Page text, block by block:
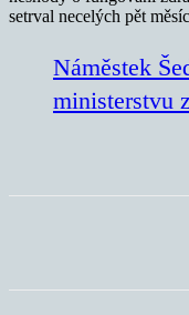
setrval necelých pět
Náměstek
ministerstvu